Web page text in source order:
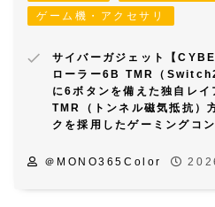
ゲーム機・アクセサリ
サイバーガジェット【
ローラー6B TMR（
に6ボタンを備えた独自レイ
TMR（トンネル磁気抵抗）
クを採用したゲーミングコ
＠MONO365Color